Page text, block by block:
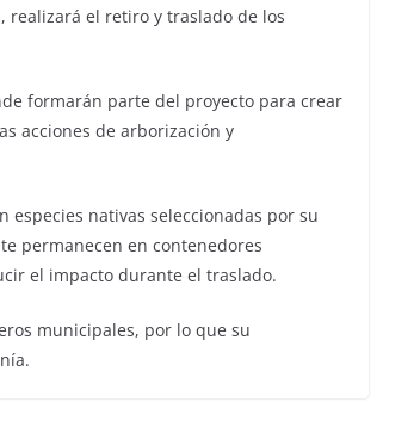
realizará el retiro y traslado de los
formarán parte del proyecto para crear
acciones de arborización y
especies nativas seleccionadas por su
permanecen en contenedores
el impacto durante el traslado.
municipales, por lo que su